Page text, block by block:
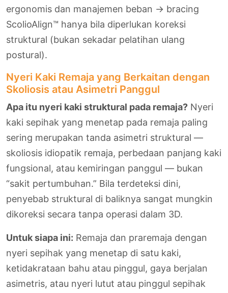
ergonomis dan manajemen beban → bracing
ScolioAlign™ hanya bila diperlukan koreksi
struktural (bukan sekadar pelatihan ulang
postural).
Nyeri Kaki Remaja yang Berkaitan dengan
Skoliosis atau Asimetri Panggul
Apa itu nyeri kaki struktural pada remaja? Nyeri
kaki sepihak yang menetap pada remaja paling
sering merupakan tanda asimetri struktural —
skoliosis idiopatik remaja, perbedaan panjang kaki
fungsional, atau kemiringan panggul — bukan
“sakit pertumbuhan.” Bila terdeteksi dini,
penyebab struktural di baliknya sangat mungkin
dikoreksi secara tanpa operasi dalam 3D.
Untuk siapa ini: Remaja dan praremaja dengan
nyeri sepihak yang menetap di satu kaki,
ketidakrataan bahu atau pinggul, gaya berjalan
asimetris, atau nyeri lutut atau pinggul sepihak